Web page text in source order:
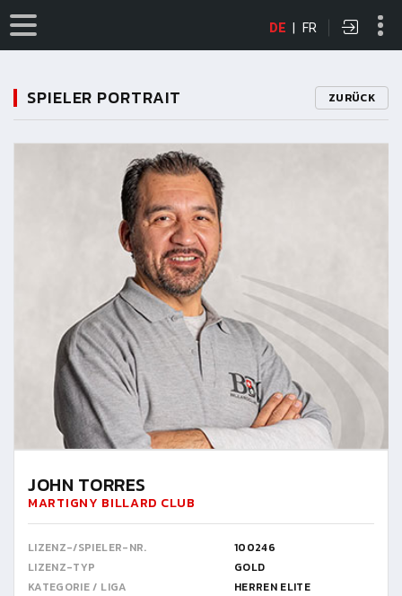
DE | FR
SPIELER PORTRAIT ZURÜCK
JOHN TORRES
MARTIGNY BILLARD CLUB
LIZENZ-/SPIELER-NR.
100246
LIZENZ-TYP
GOLD
KATEGORIE / LIGA
HERREN ELITE